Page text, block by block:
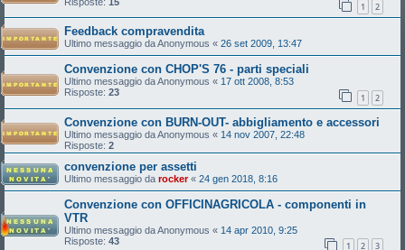
1 2
Feedback compravendita
Ultimo messaggio daAnonymous « 26 set 2009, 13:47
Convenzione con CHOP'S 76 - parti speciali
Ultimo messaggio daAnonymous « 17 ott 2008, 8:53
Risposte: 23 1 2
Convenzione con BURN-OUT- abbigliamento e accessori
Ultimo messaggio daAnonymous « 14 nov 2007, 22:48
Risposte: 2
convenzione per assetti
Ultimo messaggio da rocker« 24 gen 2018, 8:16
Convenzione con OFFICINAGRICOLA - componenti in
VTR
Ultimo messaggio daAnonymous « 14 apr 2010, 9:25
Risposte: 43 1 2 3